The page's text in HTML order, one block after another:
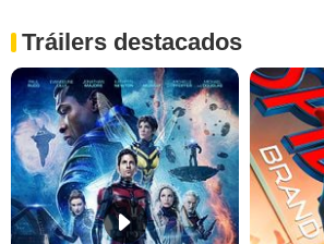
Tráilers destacados